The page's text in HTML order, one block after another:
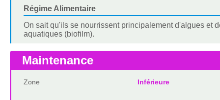
Régime Alimentaire
On sait qu'ils se nourrissent principalement d'algues et
aquatiques (biofilm).
Maintenance
Zone Inférieure